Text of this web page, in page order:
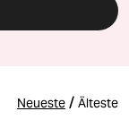
Neueste / Älteste